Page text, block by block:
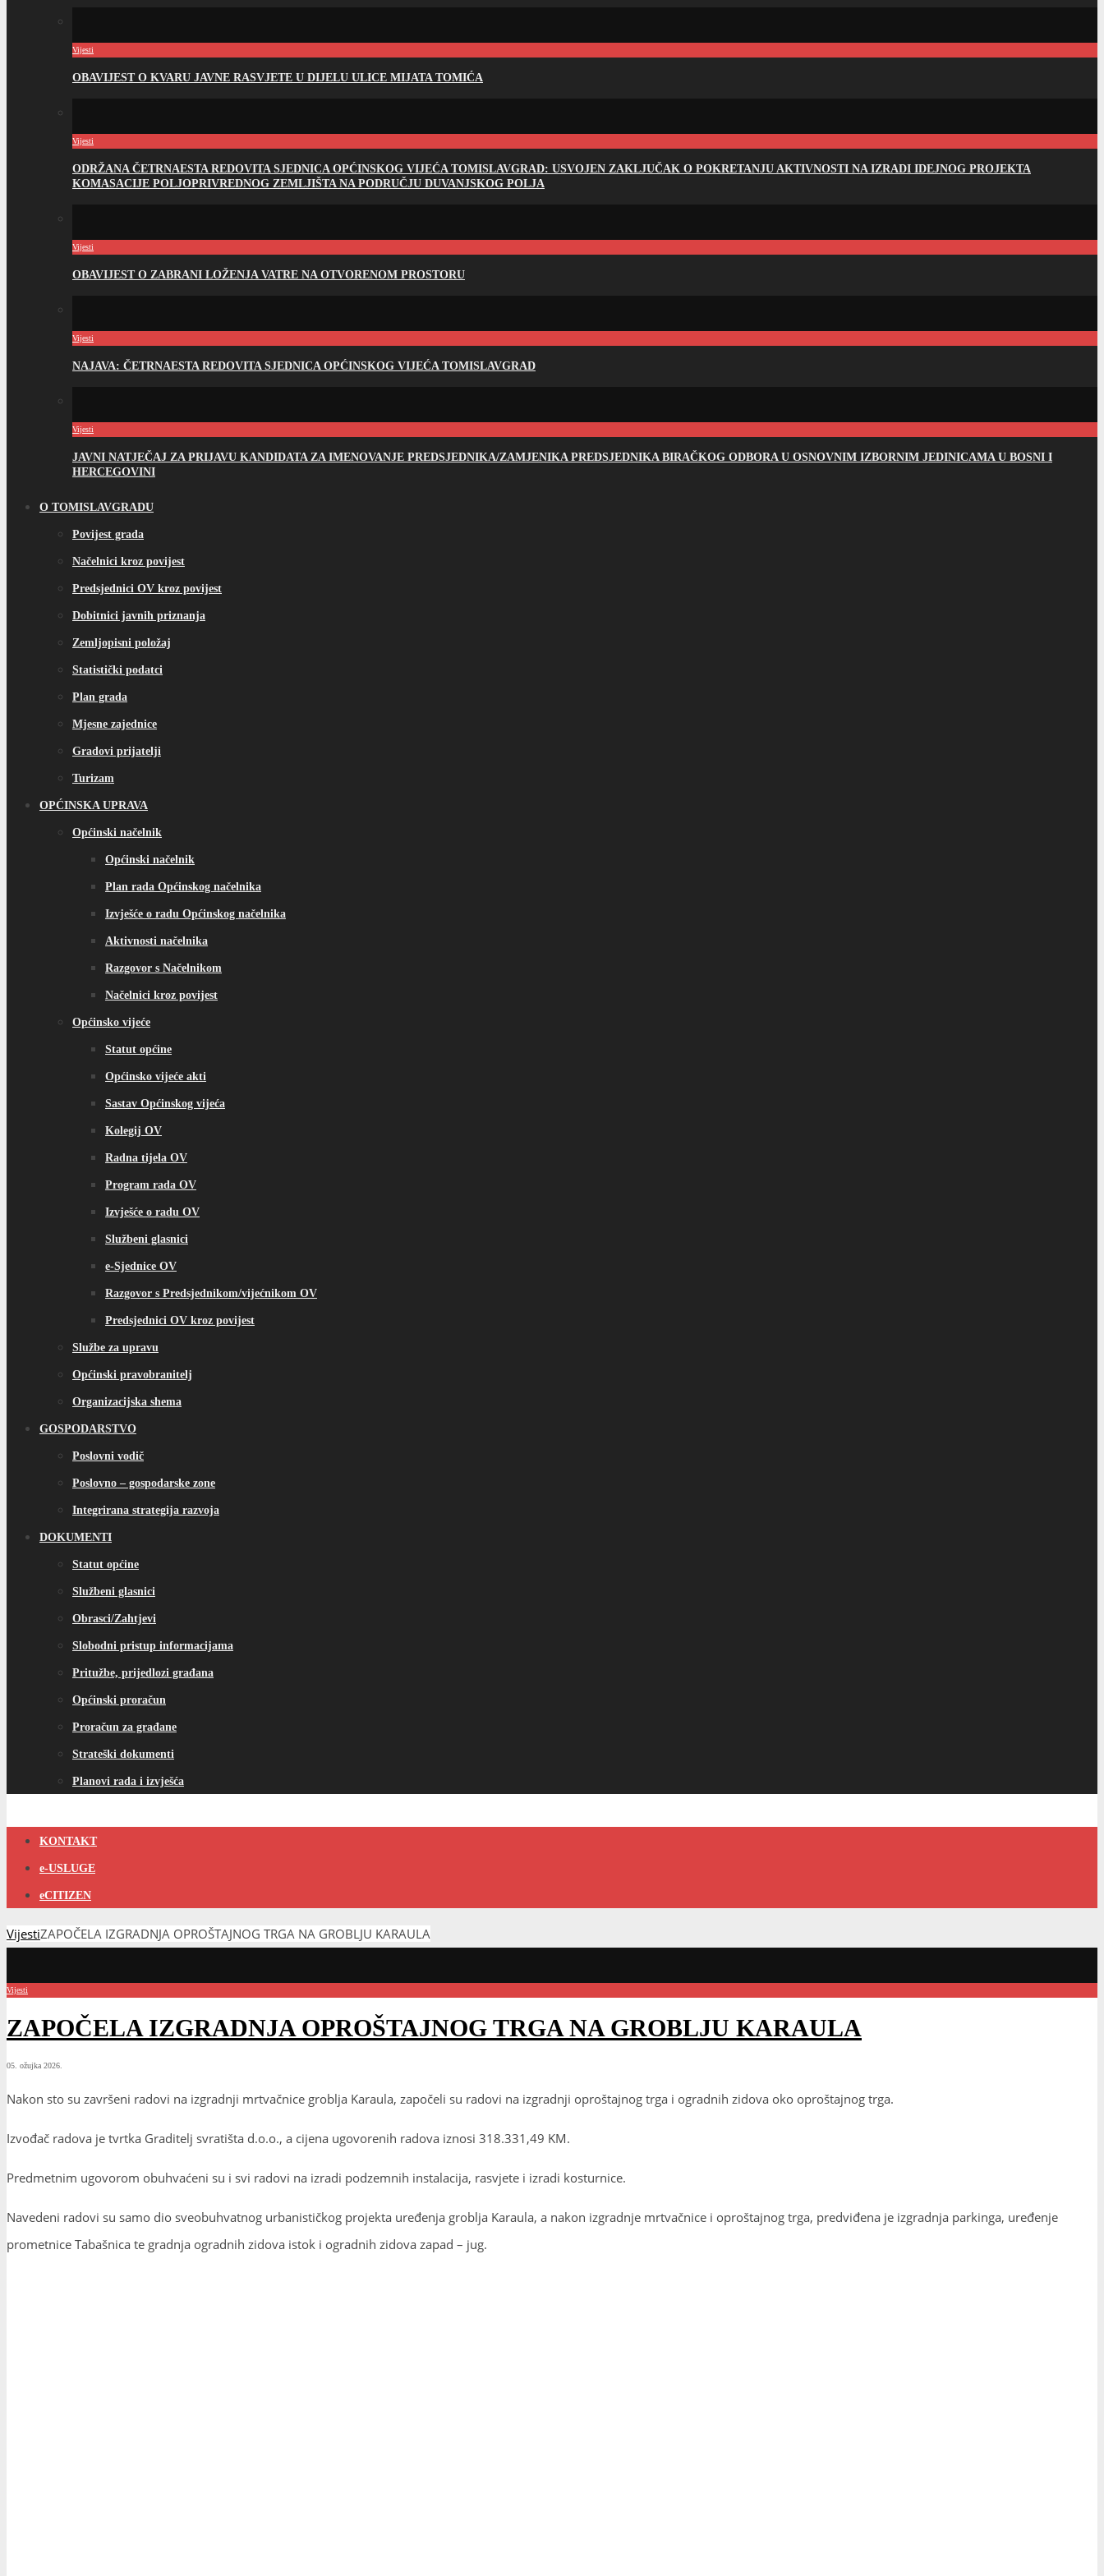
Vijesti
OBAVIJEST O KVARU JAVNE RASVJETE U DIJELU ULICE MIJATA TOMIĆA
Vijesti
ODRŽANA ČETRNAESTA REDOVITA SJEDNICA OPĆINSKOG VIJEĆA TOMISLAVGRAD: USVOJEN ZAKLJUČAK O POKRETANJU AKTIVNOSTI NA IZRADI IDEJNOG PROJEKTA
KOMASACIJE POLJOPRIVREDNOG ZEMLJIŠTA NA PODRUČJU DUVANJSKOG POLJA
Vijesti
OBAVIJEST O ZABRANI LOŽENJA VATRE NA OTVORENOM PROSTORU
Vijesti
NAJAVA: ČETRNAESTA REDOVITA SJEDNICA OPĆINSKOG VIJEĆA TOMISLAVGRAD
Vijesti
JAVNI NATJEČAJ ZA PRIJAVU KANDIDATA ZA IMENOVANJE PREDSJEDNIKA/ZAMJENIKA PREDSJEDNIKA BIRAČKOG ODBORA U OSNOVNIM IZBORNIM JEDINICAMA U BOSNI I
HERCEGOVINI
O TOMISLAVGRADU
Povijest grada
Načelnici kroz povijest
Predsjednici OV kroz povijest
Dobitnici javnih priznanja
Zemljopisni položaj
Statistički podatci
Plan grada
Mjesne zajednice
Gradovi prijatelji
Turizam
OPĆINSKA UPRAVA
Općinski načelnik
Općinski načelnik
Plan rada Općinskog načelnika
Izvješće o radu Općinskog načelnika
Aktivnosti načelnika
Razgovor s Načelnikom
Načelnici kroz povijest
Općinsko vijeće
Statut općine
Općinsko vijeće akti
Sastav Općinskog vijeća
Kolegij OV
Radna tijela OV
Program rada OV
Izvješće o radu OV
Službeni glasnici
e-Sjednice OV
Razgovor s Predsjednikom/vijećnikom OV
Predsjednici OV kroz povijest
Službe za upravu
Općinski pravobranitelj
Organizacijska shema
GOSPODARSTVO
Poslovni vodič
Poslovno – gospodarske zone
Integrirana strategija razvoja
DOKUMENTI
Statut općine
Službeni glasnici
Obrasci/Zahtjevi
Slobodni pristup informacijama
Pritužbe, prijedlozi građana
Općinski proračun
Proračun za građane
Strateški dokumenti
Planovi rada i izvješća
KONTAKT
e-USLUGE
eCITIZEN
VijestiZAPOČELA IZGRADNJA OPROŠTAJNOG TRGA NA GROBLJU KARAULA
Vijesti
ZAPOČELA IZGRADNJA OPROŠTAJNOG TRGA NA GROBLJU KARAULA
05. ožujka 2026.
Nakon sto su završeni radovi na izgradnji mrtvačnice groblja Karaula, započeli su radovi na izgradnji oproštajnog trga i ogradnih zidova oko oproštajnog trga.
Izvođač radova je tvrtka Graditelj svratišta d.o.o., a cijena ugovorenih radova iznosi 318.331,49 KM.
Predmetnim ugovorom obuhvaćeni su i svi radovi na izradi podzemnih instalacija, rasvjete i izradi kosturnice.
Navedeni radovi su samo dio sveobuhvatnog urbanističkog projekta uređenja groblja Karaula, a nakon izgradnje mrtvačnice i oproštajnog trga, predviđena je izgradnja parkinga, uređenje
prometnice Tabašnica te gradnja ogradnih zidova istok i ogradnih zidova zapad – jug.